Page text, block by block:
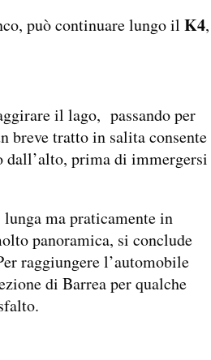
può continuare lungo il K4,
il lago, passando per
breve tratto in salita consente
dall’alto, prima di immergersi
ma praticamente in
panoramica, si conclude
raggiungere l’automobile
di Barrea per qualche